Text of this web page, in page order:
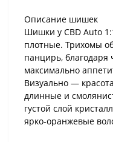
Описание шишек
Шишки у CBD Auto
плотные. Трихомы
панцирь, благодаря
максимально
Визуально —
длинные и
густой слой
ярко-оранжевые